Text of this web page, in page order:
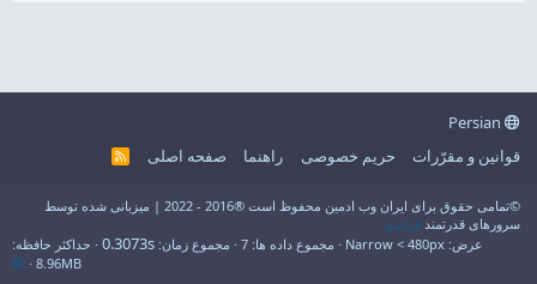
قوانین و مقرّرات
حریم خصوصی راهنما صفحه اصلی
R
©تمامی حقوق برای ایران وب ادمین محفوظ است ®2016 - 2022 | میزبانی شده توسط
سرورهای قدرتمند فراسو
عرض
مجموع داده ها 7 مجموع زمان 0.3073s
حداکثر حافظه
8.96MB